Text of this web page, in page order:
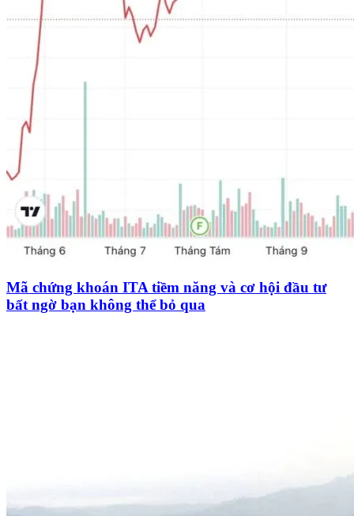
Mã chứng khoán ITA tiềm năng và cơ hội đầu tư
bất ngờ bạn không thể bỏ qua